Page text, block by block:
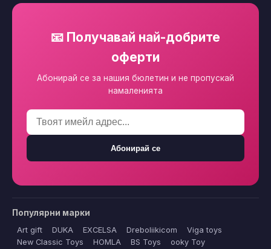
📧 Получавай най-добрите
оферти
Абонирай се за нашия бюлетин и не пропускай
намаленията
Абонирай се
Популярни марки
Art gift DUKA EXCELSA Dreboliikicom
Viga toys
New Classic Toys
HOMLA BS Toys
ooky Toy